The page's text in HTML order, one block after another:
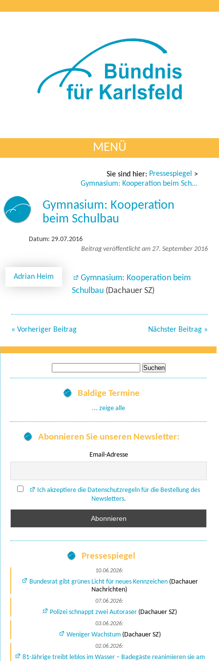
MENÜ
Sie sind hier: Pressespiegel >
Gymnasium: Kooperation beim Schulbau
Gymnasium: Kooperation
beim Schulbau
Datum: 29.07.2016
Beitrag veröffentlicht am 27. September 2016
Adrian Heim
Gymnasium: Kooperation beim
Schulbau (Dachauer SZ)
« Vorheriger Beitrag Nächster Beitrag »
nach:
Baldige Termine
... zeige alle
Abonnieren Sie unseren Newsletter:
Email-Adresse
Ich akzeptiere die Datenschutzregeln für die Bestellung des
Newsletters.
Pressespiegel
10.06.2026:
Bundesrat gibt grünes Licht für neues Kennzeichen(Dachauer
Nachrichten)
07.06.2026:
Polizei schnappt zwei Autoraser (Dachauer SZ)
03.06.2026:
Weniger Wachstum(Dachauer SZ)
02.06.2026:
81-Jährige treibt leblos im Wasser – Badegäste reanimieren sie am